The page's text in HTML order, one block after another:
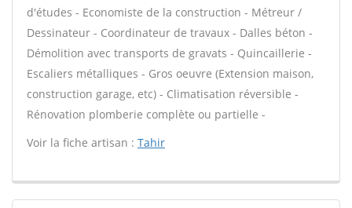
d'études - Economiste de la construction - Métreur /
Dessinateur - Coordinateur de travaux - Dalles béton -
Démolition avec transports de gravats - Quincaillerie -
Escaliers métalliques - Gros oeuvre (Extension maison,
construction garage, etc) - Climatisation réversible -
Rénovation plomberie complète ou partielle -
Voir la fiche artisan : Tahir